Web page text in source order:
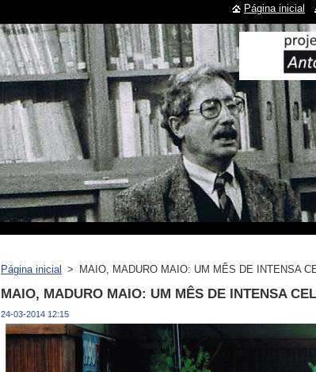
Página inicial > MAIO, MADURO MAIO: UM MÊS DE INTENSA
MAIO, MADURO MAIO: UM MÊS DE INTENSA
24-03-2014 12:15
Página inicial